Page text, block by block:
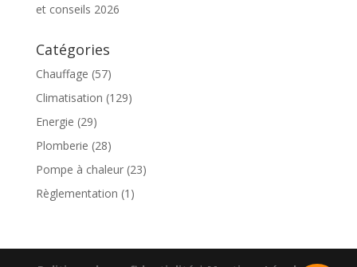
et conseils 2026
Catégories
Chauffage (57)
Climatisation (129)
Energie (29)
Plomberie (28)
Pompe à chaleur(23)
Règlementation (1)